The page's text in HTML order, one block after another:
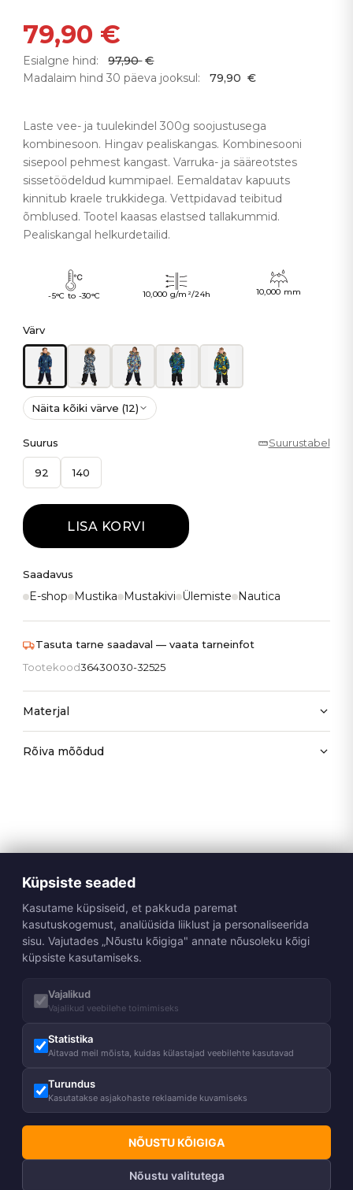
79,90 €
Esialgne hind: 97,90 €
Madalaim hind 30 päeva jooksul:
79,90 €
Laste vee- ja tuulekindel 300g soojustusega
kombinesoon. Hingav pealiskangas. Kombinesooni
sisepool pehmest kangast. Varruka- ja sääreotstes
sissetöödeldud kummipael. Eemaldatav kapuuts
kinnitub kraele trukkidega. Vettpidavad teibitud
õmblused. Tootel kaasas elastsed tallakummid.
Pealiskangal helkurdetailid.
-5°C to -30°C 10,000 g/m²/24h 10,000 mm
Värv
Näita kõiki värve (12)
Suurus Suurustabel
92 140
LISA KORVI
Saadavus
E-shop Mustika Mustakivi Ülemiste Nautica
Tasuta tarne saadaval — vaata tarneinfot
Tootekood36430030-32525
Materjal
Rõiva mõõdud
Küpsiste seaded
Kasutame küpsiseid, et pakkuda paremat
kasutuskogemust, analüüsida liiklust ja personaliseerida
sisu. Vajutades „Nõustu kõigiga" annate nõusoleku kõigi
küpsiste kasutamiseks.
Vajalikud
Vajalikud veebilehe toimimiseks
Statistika
Aitavad meil mõista, kuidas külastajad veebilehte kasutavad
Turundus
Kasutatakse asjakohaste reklaamide kuvamiseks
NÕUSTU KÕIGIGA
Nõustu valitutega